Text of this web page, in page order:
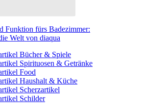
Funktion fürs Badezimmer:
Welt von diaqua
Bücher & Spiele
Spirituosen & Getränke
Food
Haushalt & Küche
Scherzartikel
Schilder